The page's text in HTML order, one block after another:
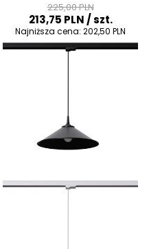
225,00 PLN
213,75 PLN/ szt.
Najniższa cena: 202,50 PLN